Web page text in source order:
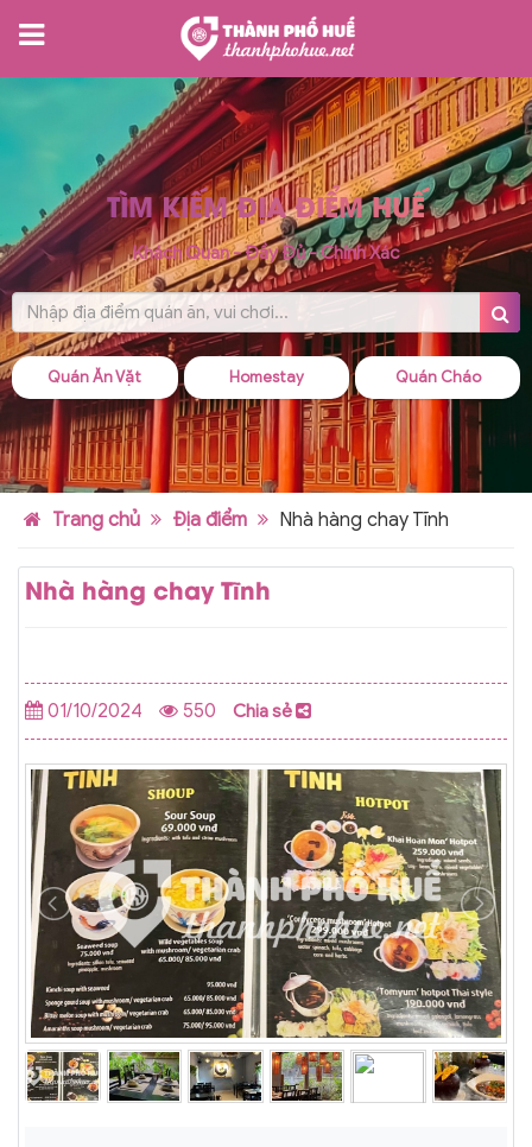
TÌM KIẾM ĐỊA ĐIỂM HUẾ
Khách Quan - Đầy Đủ - Chính Xác
Quán Ăn Vặt Homestay Quán Cháo
Trang chủ Địa điểm Nhà hàng chay Tĩnh
Nhà hàng chay Tĩnh
01/10/2024 550 Chia sẻ